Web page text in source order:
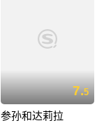
7.5
参孙和达莉拉